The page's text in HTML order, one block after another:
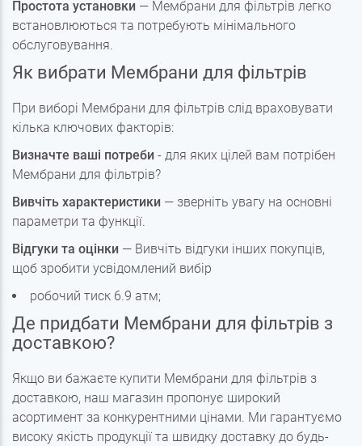
Простота установки — Мембрани для фільтрів легко
встановлюються та потребують мінімального
обслуговування.
Як вибрати Мембрани для фільтрів
При виборі Мембрани для фільтрів слід враховувати
кілька ключових факторів:
Визначте ваші потреби - для яких цілей вам потрібен
Мембрани для фільтрів?
Вивчіть характеристики — зверніть увагу на основні
параметри та функції.
Відгуки та оцінки — Вивчіть відгуки інших покупців,
щоб зробити усвідомлений вибір
робочий тиск 6.9 атм;
Де придбати Мембрани для фільтрів з
доставкою?
Якщо ви бажаєте купити Мембрани для фільтрів з
доставкою, наш магазин пропонує широкий
асортимент за конкурентними цінами. Ми гарантуємо
високу якість продукції та швидку доставку до будь-